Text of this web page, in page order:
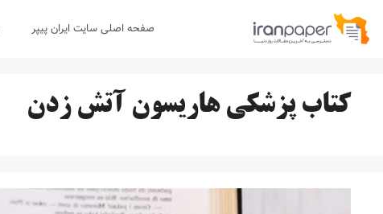
پرش
صفحه اصلی سایت ایران پیپر
کتاب پزشکی هاریسون آتش زدن